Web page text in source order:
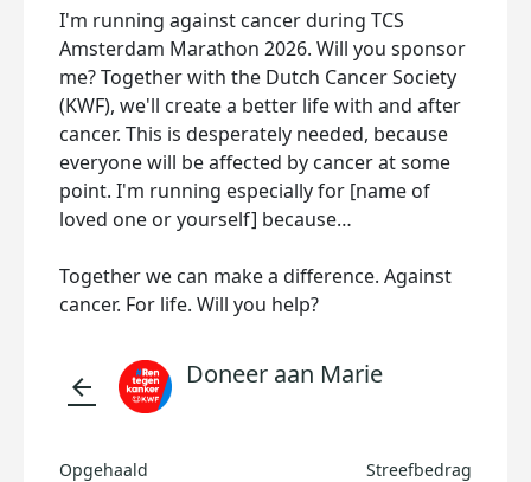
I'm running against cancer during TCS
Amsterdam Marathon 2026. Will you sponsor
me? Together with the Dutch Cancer Society
(KWF), we'll create a better life with and after
cancer. This is desperately needed, because
everyone will be affected by cancer at some
point. I'm running especially for [name of
loved one or yourself] because…
Together we can make a difference. Against
cancer. For life. Will you help?
arrow_back Doneer aan Marie
Opgehaald Streefbedrag